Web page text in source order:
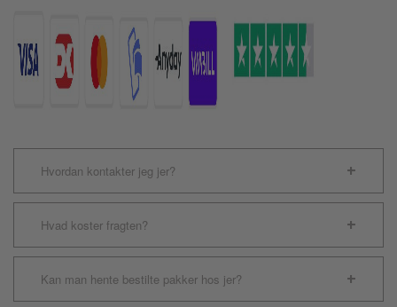
Hvordan kontakter jeg jer?
Hvad koster fragten?
Kan man hente bestilte pakker hos jer?